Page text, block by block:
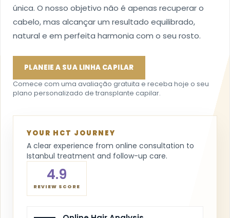
única. O nosso objetivo não é apenas recuperar o
cabelo, mas alcançar um resultado equilibrado,
natural e em perfeita harmonia com o seu rosto.
PLANEIE A SUA LINHA CAPILAR
Comece com uma avaliação gratuita e receba hoje o seu
plano personalizado de transplante capilar.
YOUR HCT JOURNEY
A clear experience from online consultation to
Istanbul treatment and follow-up care.
4.9
REVIEW SCORE